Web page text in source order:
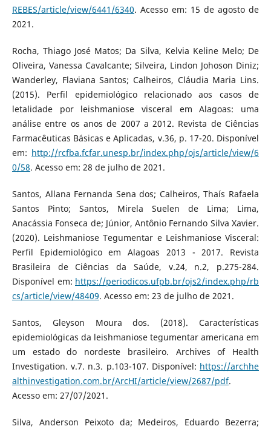
REBES/article/view/6441/6340. Acesso em: 15 de agosto de
2021.
Rocha, Thiago José Matos; Da Silva, Kelvia Keline Melo; De
Oliveira, Vanessa Cavalcante; Silveira, Lindon Johoson Diniz;
Wanderley, Flaviana Santos; Calheiros, Cláudia Maria Lins.
(2015). Perfil epidemiológico relacionado aos casos de
letalidade por leishmaniose visceral em Alagoas: uma
análise entre os anos de 2007 a 2012. Revista de Ciências
Farmacêuticas Básicas e Aplicadas, v.36, p. 17-20. Disponível
em: http://rcfba.fcfar.unesp.br/index.php/ojs/article/view/6
0/58. Acesso em: 28 de julho de 2021.
Santos, Allana Fernanda Sena dos; Calheiros, Thaís Rafaela
Santos Pinto; Santos, Mirela Suelen de Lima; Lima,
Anacássia Fonseca de; Júnior, Antônio Fernando Silva Xavier.
(2020). Leishmaniose Tegumentar e Leishmaniose Visceral:
Perfil Epidemiológico em Alagoas 2013 - 2017. Revista
Brasileira de Ciências da Saúde, v.24, n.2, p.275-284.
Disponível em: https://periodicos.ufpb.br/ojs2/index.php/rb
cs/article/view/48409. Acesso em: 23 de julho de 2021.
Santos, Gleyson Moura dos. (2018). Características
epidemiológicas da leishmaniose tegumentar americana em
um estado do nordeste brasileiro. Archives of Health
Investigation. v.7. n.3. p.103-107. Disponível: https://archhe
althinvestigation.com.br/ArcHI/article/view/2687/pdf.
Acesso em: 27/07/2021.
Silva, Anderson Peixoto da; Medeiros, Eduardo Bezerra;